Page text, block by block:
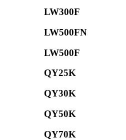
LW300F
LW500FN
LW500F
QY25K
QY30K
QY50K
QY70K